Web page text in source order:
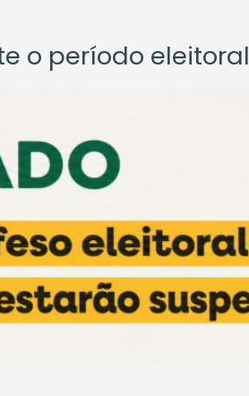
o período eleitoral